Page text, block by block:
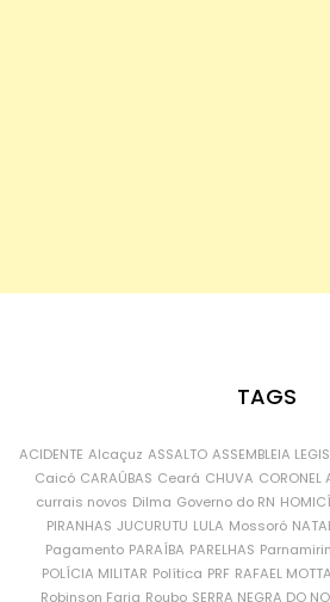
TAGS
ACIDENTE Alcaçuz ASSALTO ASSEMBLEIA
Caicó CARAÚBAS Ceará CHUVA CORONEL
currais novos Dilma Governo do RN
PIRANHAS JUCURUTU LULA Mossoró
Pagamento PARAÍBA PARELHAS
POLÍCIA MILITAR Política PRF RAFAEL MOTTA
Robinson Faria Roubo SERRA NEGRA DO